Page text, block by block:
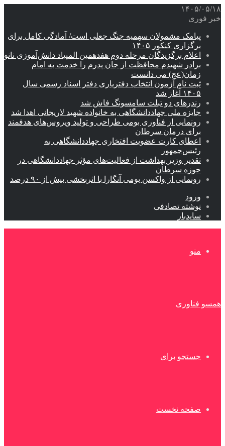
۱۴۰۵/۰۵/۱۸
خبر فوری
پیامک مشمولان سهمیه جنگ جعلی است/ آمادگی کامل برای
برگزاری کنکور ۱۴۰۵
اعلام برگزیدگان مرحله دوم هفدهمین المپیاد دانش‌آموزی نانو
برادر شهیدم محافظت از جان پدرم را خدمت به امام
زمان(عج) می دانست
ثبت نام آزمون انتخاب دفتریاری دفتر اسناد رسمی سال
۱۴۰۵ آغاز شد
رندرهای دو تبلت سامسونگ فاش شد
جایزه ملی جهاددانشگاهی به خانواده شهید لاریجانی اهدا شد
رونمایی از فناوری بومی طراحی و تولید ویروس‌های هدفمند
برای درمان سرطان
اعطای کارت عضویت افتخاری جهاددانشگاهی به
رئیس‌جمهور
تقدیر وزیر بهداشت از فعالیت‌های مؤثر جهاددانشگاهی در
حوزه سرطان
رونمایی از واکسن بومی آنگارا با اثربخشی بیش از ۹۰ درصد
ورود
نوشته تصادفی
سایدبار
منو
همسو فناوری
جستجو برای
صفحه نخست